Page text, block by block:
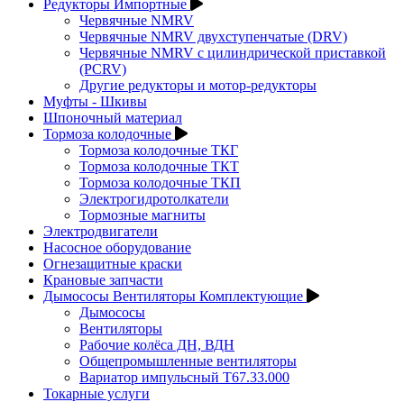
Редукторы Импортные
Червячные NMRV
Червячные NMRV двухступенчатые (DRV)
Червячные NMRV с цилиндрической приставкой
(PCRV)
Другие редукторы и мотор-редукторы
Муфты - Шкивы
Шпоночный материал
Тормоза колодочные
Тормоза колодочные ТКГ
Тормоза колодочные ТКТ
Тормоза колодочные ТКП
Электрогидротолкатели
Тормозные магниты
Электродвигатели
Насосное оборудование
Огнезащитные краски
Крановые запчасти
Дымососы Вентиляторы Комплектующие
Дымососы
Вентиляторы
Рабочие колёса ДН, ВДН
Общепромышленные вентиляторы
Вариатор импульсный Т67.33.000
Токарные услуги